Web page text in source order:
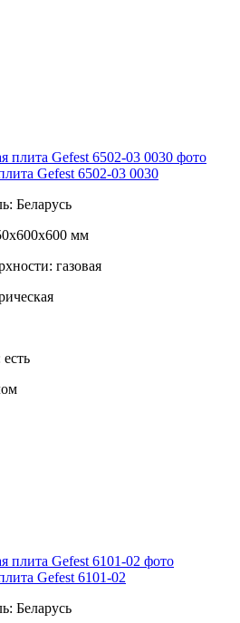
Gefest 6502-03 0030
Беларусь
мм
газовая
Gefest 6101-02
Беларусь